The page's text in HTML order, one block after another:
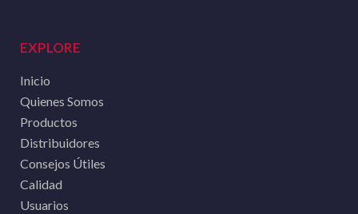
EXPLORE
Inicio
Quienes Somos
Productos
Distribuidores
Consejos Útiles
Calidad
Usuarios